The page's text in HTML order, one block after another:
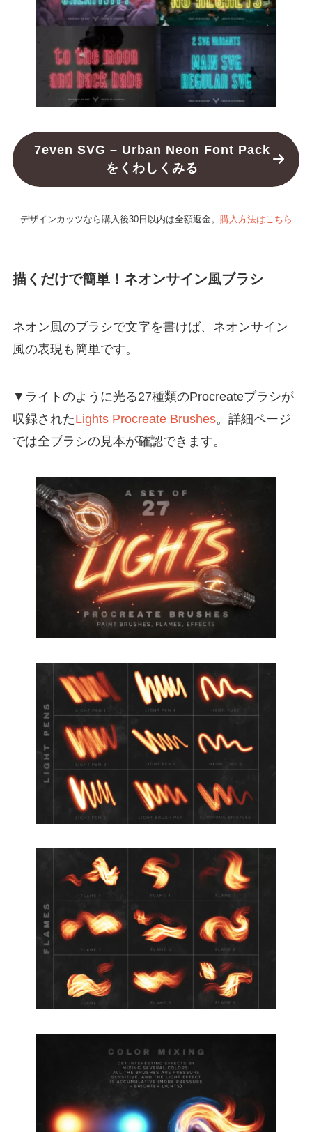
7even SVG – Urban Neon Font Pack
をくわしくみる
デザインカッツなら購入後30日以内は全額返金。 購入方法はこちら
描くだけで簡単！ネオンサイン風ブラシ
ネオン風のブラシで文字を書けば、ネオンサイン
風の表現も簡単です。
▼ライトのように光る27種類のProcreateブラシが
収録されたLights Procreate Brushes。詳細ページ
では全ブラシの見本が確認できます。